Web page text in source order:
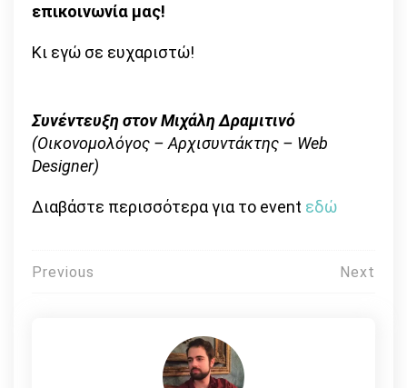
επικοινωνία μας!
Κι εγώ σε ευχαριστώ!
Συνέντευξη στον Μιχάλη Δραμιτινό
(Οικονομολόγος – Αρχισυντάκτης – Web
Designer)
Διαβάστε περισσότερα για το event εδώ
Πλοήγηση
Previous Next